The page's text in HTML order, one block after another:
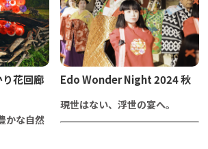
花回廊
かな自然
Edo Wonder Night 2024 秋
現世はない、浮世の宴へ。